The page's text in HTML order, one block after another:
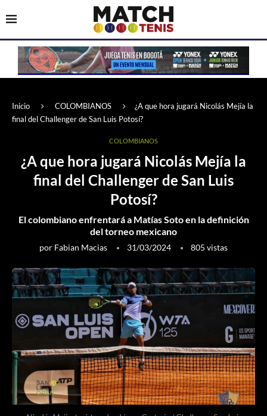
Inicio COLOMBIANOS
¿A que hora jugará Nicolás Mejía la
final del Challenger de San Luis Potosí?
COLOMBIANOS
¿A que hora jugará Nicolás Mejía la
final del Challenger de San Luis
Potosí?
El colombiano enfrentará a Matías Soto en la definición
del torneo mexicano
por Fabian Macias 31/03/2024 805 vistas